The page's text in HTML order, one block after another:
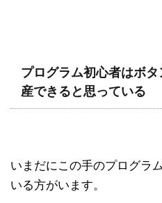
プログラム初心者はボ
産できると思っている
いまだにこの手のプログラ
いる方がいます。